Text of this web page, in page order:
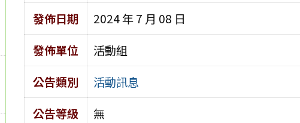
發佈日期
2024 年 7 月 08 日
發佈單位
活動組
公告類別
活動訊息
公告等級
無